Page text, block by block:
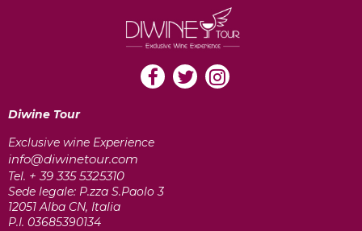
Diwine Tour
Exclusive wine Experience
info@diwinetour.com
Tel. + 39 335 5325310
Sede legale: P.zza S.Paolo 3
12051 Alba CN, Italia
P.I. 03685390134